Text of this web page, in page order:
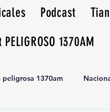
Podcast
1370AM
peligrosa 1370am